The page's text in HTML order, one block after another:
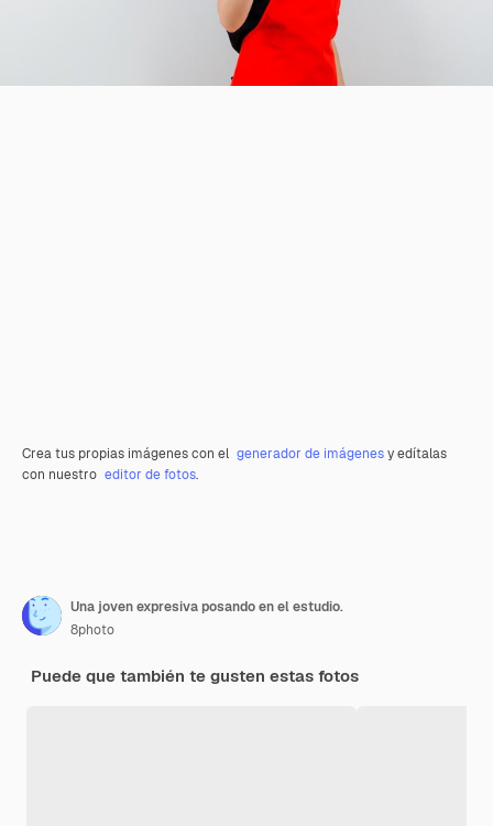
Crea tus propias imágenes con el generador de imágenesy edítalas
con nuestro editor de fotos.
Una joven expresiva posando en el estudio.
8photo
Puede que también te gusten estas fotos